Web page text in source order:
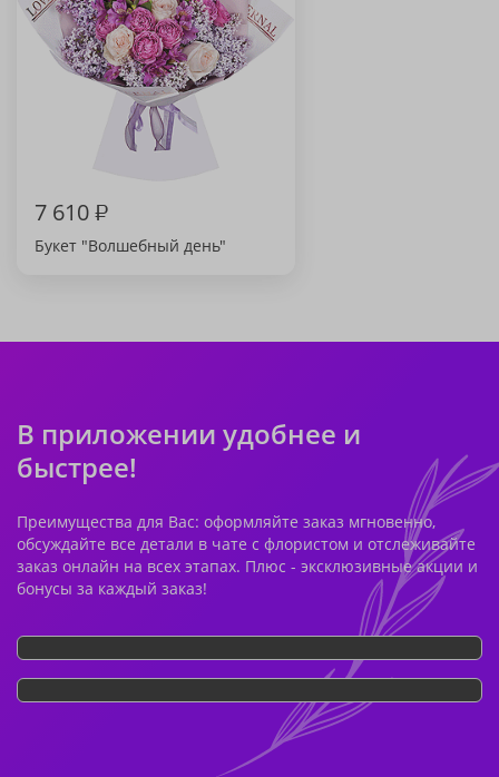
7 610₽
Букет "Волшебный день"
В приложении удобнее и
быстрее!
Преимущества для Вас: оформляйте заказ мгновенно,
обсуждайте все детали в чате с флористом и отслеживайте
заказ онлайн на всех этапах. Плюс - эксклюзивные акции и
бонусы за каждый заказ!